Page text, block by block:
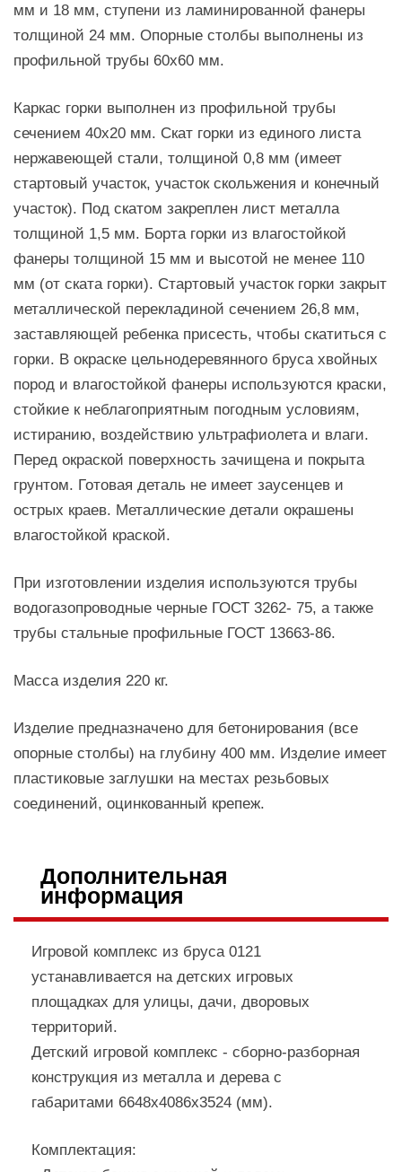
мм и 18 мм, ступени из ламинированной фанеры
толщиной 24 мм. Опорные столбы выполнены из
профильной трубы 60х60 мм.
Каркас горки выполнен из профильной трубы
сечением 40х20 мм. Скат горки из единого листа
нержавеющей стали, толщиной 0,8 мм (имеет
стартовый участок, участок скольжения и конечный
участок). Под скатом закреплен лист металла
толщиной 1,5 мм. Борта горки из влагостойкой
фанеры толщиной 15 мм и высотой не менее 110
мм (от ската горки). Стартовый участок горки закрыт
металлической перекладиной сечением 26,8 мм,
заставляющей ребенка присесть, чтобы скатиться с
горки. В окраске цельнодеревянного бруса хвойных
пород и влагостойкой фанеры используются краски,
стойкие к неблагоприятным погодным условиям,
истиранию, воздействию ультрафиолета и влаги.
Перед окраской поверхность зачищена и покрыта
грунтом. Готовая деталь не имеет заусенцев и
острых краев. Металлические детали окрашены
влагостойкой краской.
При изготовлении изделия используются трубы
водогазопроводные черные ГОСТ 3262- 75, а также
трубы стальные профильные ГОСТ 13663-86.
Масса изделия 220 кг.
Изделие предназначено для бетонирования (все
опорные столбы) на глубину 400 мм. Изделие имеет
пластиковые заглушки на местах резьбовых
соединений, оцинкованный крепеж.
Дополнительная
информация
Игровой комплекс из бруса 0121
устанавливается на детских игровых
площадках для улицы, дачи, дворовых
территорий.
Детский игровой комплекс - сборно-разборная
конструкция из металла и дерева с
габаритами 6648х4086х3524 (мм).
Комплектация: